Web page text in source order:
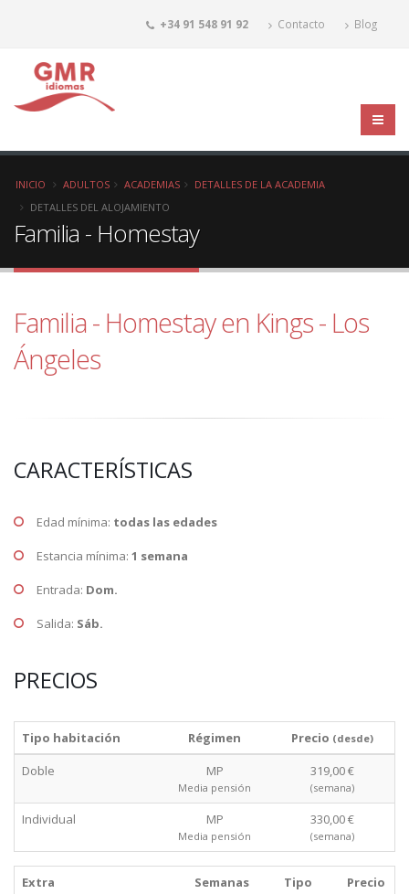
+34 91 548 91 92 Contacto Blog
INICIO ADULTOS ACADEMIAS
DETALLES DE LA ACADEMIA
DETALLES DEL ALOJAMIENTO
Familia - Homestay
Familia - Homestay en Kings - Los
Ángeles
CARACTERÍSTICAS
Edad mínima: todas las edades
Estancia mínima: 1 semana
Entrada: Dom.
Salida: Sáb.
PRECIOS
Tipo habitación Régimen Precio (desde)
Doble MP
Media pensión
319,00 €
(semana)
Individual MP
Media pensión
330,00 €
(semana)
Extra Semanas Tipo
Precio